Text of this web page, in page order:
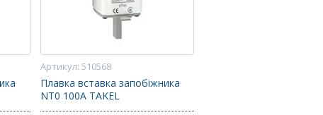
510568
Плавка вставка запобіжника
NT0 100А TAKEL